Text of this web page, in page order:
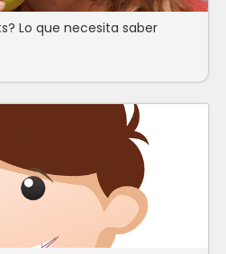
Lo que necesita saber